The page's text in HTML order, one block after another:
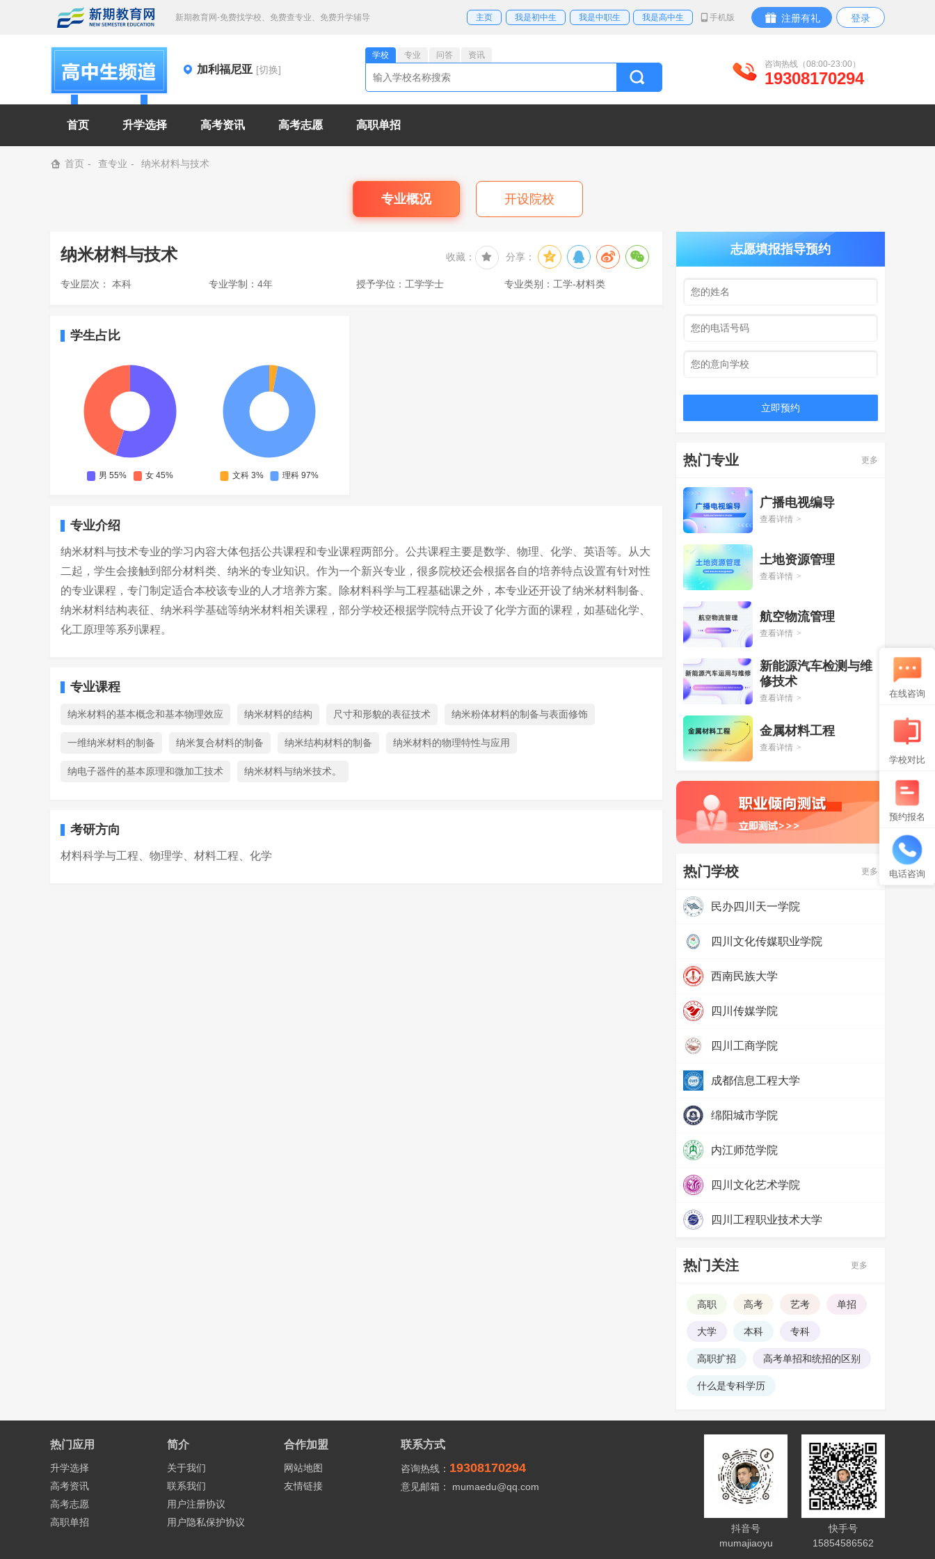
新期教育网-免费找学校、免费查专业、免费升学辅导 主页 我是初中生 我是中职生 我是高中生 手机版 注册有礼 登录
加利福尼亚 [切换]
学校 专业 问答
资讯
咨询热线（08:00-23:00）
19308170294
首页 升学选择 高考资讯 高考志愿 高职单招
首页 查专业 纳米材料与技术
专业概况 开设院校
纳米材料与技术 收藏： 分享：
专业层次： 本科 专业学制：4年 授予学位：工学学士 专业类别：工学-材料类
学生占比
专业介绍
纳米材料与技术专业的学习内容大体包括公共课程和专业课程两部分。公共课程主要是数学、物理、化学、英语等。从大
二起，学生会接触到部分材料类、纳米的专业知识。作为一个新兴专业，很多院校还会根据各自的培养特点设置有针对性
的专业课程，专门制定适合本校该专业的人才培养方案。除材料科学与工程基础课之外，本专业还开设了纳米材料制备、
纳米材料结构表征、纳米科学基础等纳米材料相关课程，部分学校还根据学院特点开设了化学方面的课程，如基础化学、
化工原理等系列课程。
专业课程
纳米材料的基本概念和基本物理效应 纳米材料的结构 尺寸和形貌的表征技术 纳米粉体材料的制备与表面修饰
一维纳米材料的制备 纳米复合材料的制备 纳米结构材料的制备 纳米材料的物理特性与应用
纳电子器件的基本原理和微加工技术 纳米材料与纳米技术。
考研方向
材料科学与工程、物理学、材料工程、化学
志愿填报指导预约
立即预约
热门专业 更多
广播电视编导
查看详情 >
土地资源管理
查看详情 >
航空物流管理
查看详情 >
新能源汽车检测与维
修技术
查看详情 >
金属材料工程
查看详情 >
热门学校 更多
民办四川天一学院
四川文化传媒职业学院
西南民族大学
四川传媒学院
四川工商学院
成都信息工程大学
绵阳城市学院
内江师范学院
四川文化艺术学院
四川工程职业技术大学
热门关注 更多
高职 高考 艺考 单招
大学 本科 专科
高职扩招 高考单招和统招的区别
什么是专科学历
热门应用
升学选择
高考资讯
高考志愿
高职单招
简介
关于我们
联系我们
用户注册协议
用户隐私保护协议
合作加盟
网站地图
友情链接
联系方式
咨询热线： 19308170294
意见邮箱： mumaedu@qq.com
抖音号
mumajiaoyu
快手号
15854586562
在线咨询
学校对比
预约报名
电话咨询